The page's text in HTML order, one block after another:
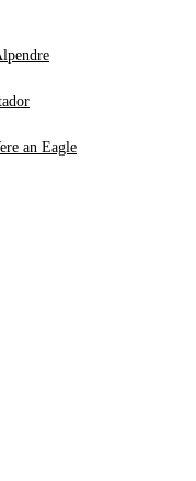
an Eagle